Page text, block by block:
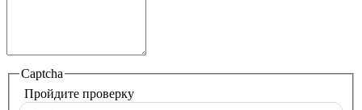
Captcha
Пройдите проверку